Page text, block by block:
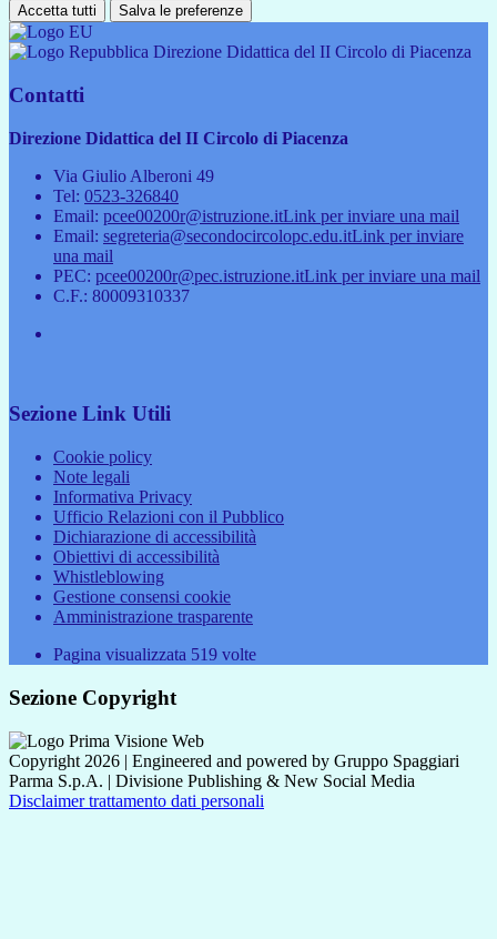
Accetta tutti Salva le preferenze
Direzione Didattica del II Circolo di Piacenza
Contatti
Direzione Didattica del II Circolo di Piacenza
Via Giulio Alberoni 49
Tel: 0523-326840
Email: pcee00200r@istruzione.itLink per inviare una mail
Email: segreteria@secondocircolopc.edu.itLink per inviare
una mail
PEC: pcee00200r@pec.istruzione.itLink per inviare una mail
C.F.: 80009310337
Sezione Link Utili
Cookie policy
Note legali
Informativa Privacy
Ufficio Relazioni con il Pubblico
Dichiarazione di accessibilità
Obiettivi di accessibilità
Whistleblowing
Gestione consensi cookie
Amministrazione trasparente
Pagina visualizzata 519 volte
Sezione Copyright
Copyright 2026 | Engineered and powered by Gruppo Spaggiari
Parma S.p.A. | Divisione Publishing & New Social Media
Disclaimer trattamento dati personali